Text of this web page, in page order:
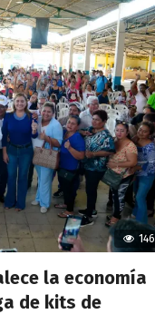
146
la economía
de kits de